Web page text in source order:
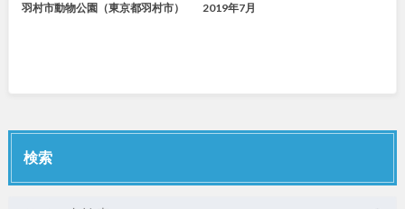
羽村市動物公園（東京都羽村市）
2019年7月
検索